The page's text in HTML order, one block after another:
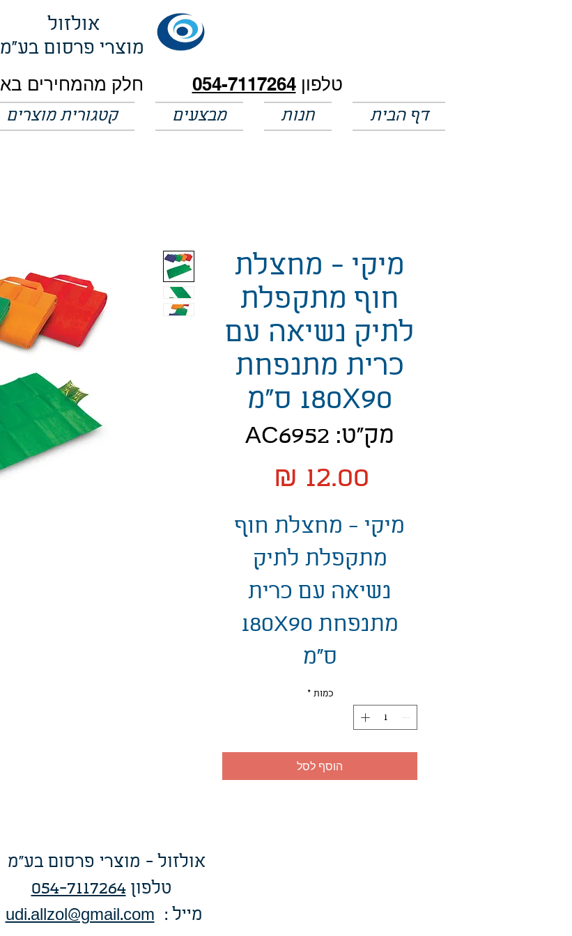
אולזול
מוצרי פרסום בע"מ
טלפון054-7117264
דף הבית חנות מבצעים קטגורית מוצרים
מיקי - מחצלת
חוף מתקפלת
לתיק נשיאה עם
כרית מתנפחת
180X90 ס"מ
מק"ט: AC6952
מיקי - מחצלת חוף
מתקפלת לתיק
נשיאה עם כרית
מתנפחת 180X90
ס"מ
כמות *
הוסף לסל
אולזול - מוצרי פרסום בע"מ
טלפון054-7117264
udi.allzol@gmail.com
: מייל